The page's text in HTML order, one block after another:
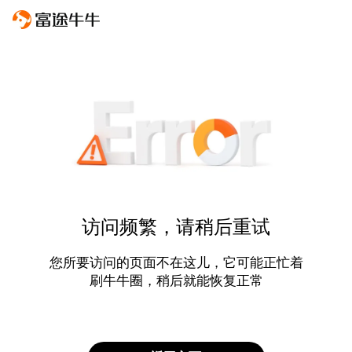
访问频繁，请稍后重试
您所要访问的页面不在这儿，它可能正忙着
刷牛牛圈，稍后就能恢复正常